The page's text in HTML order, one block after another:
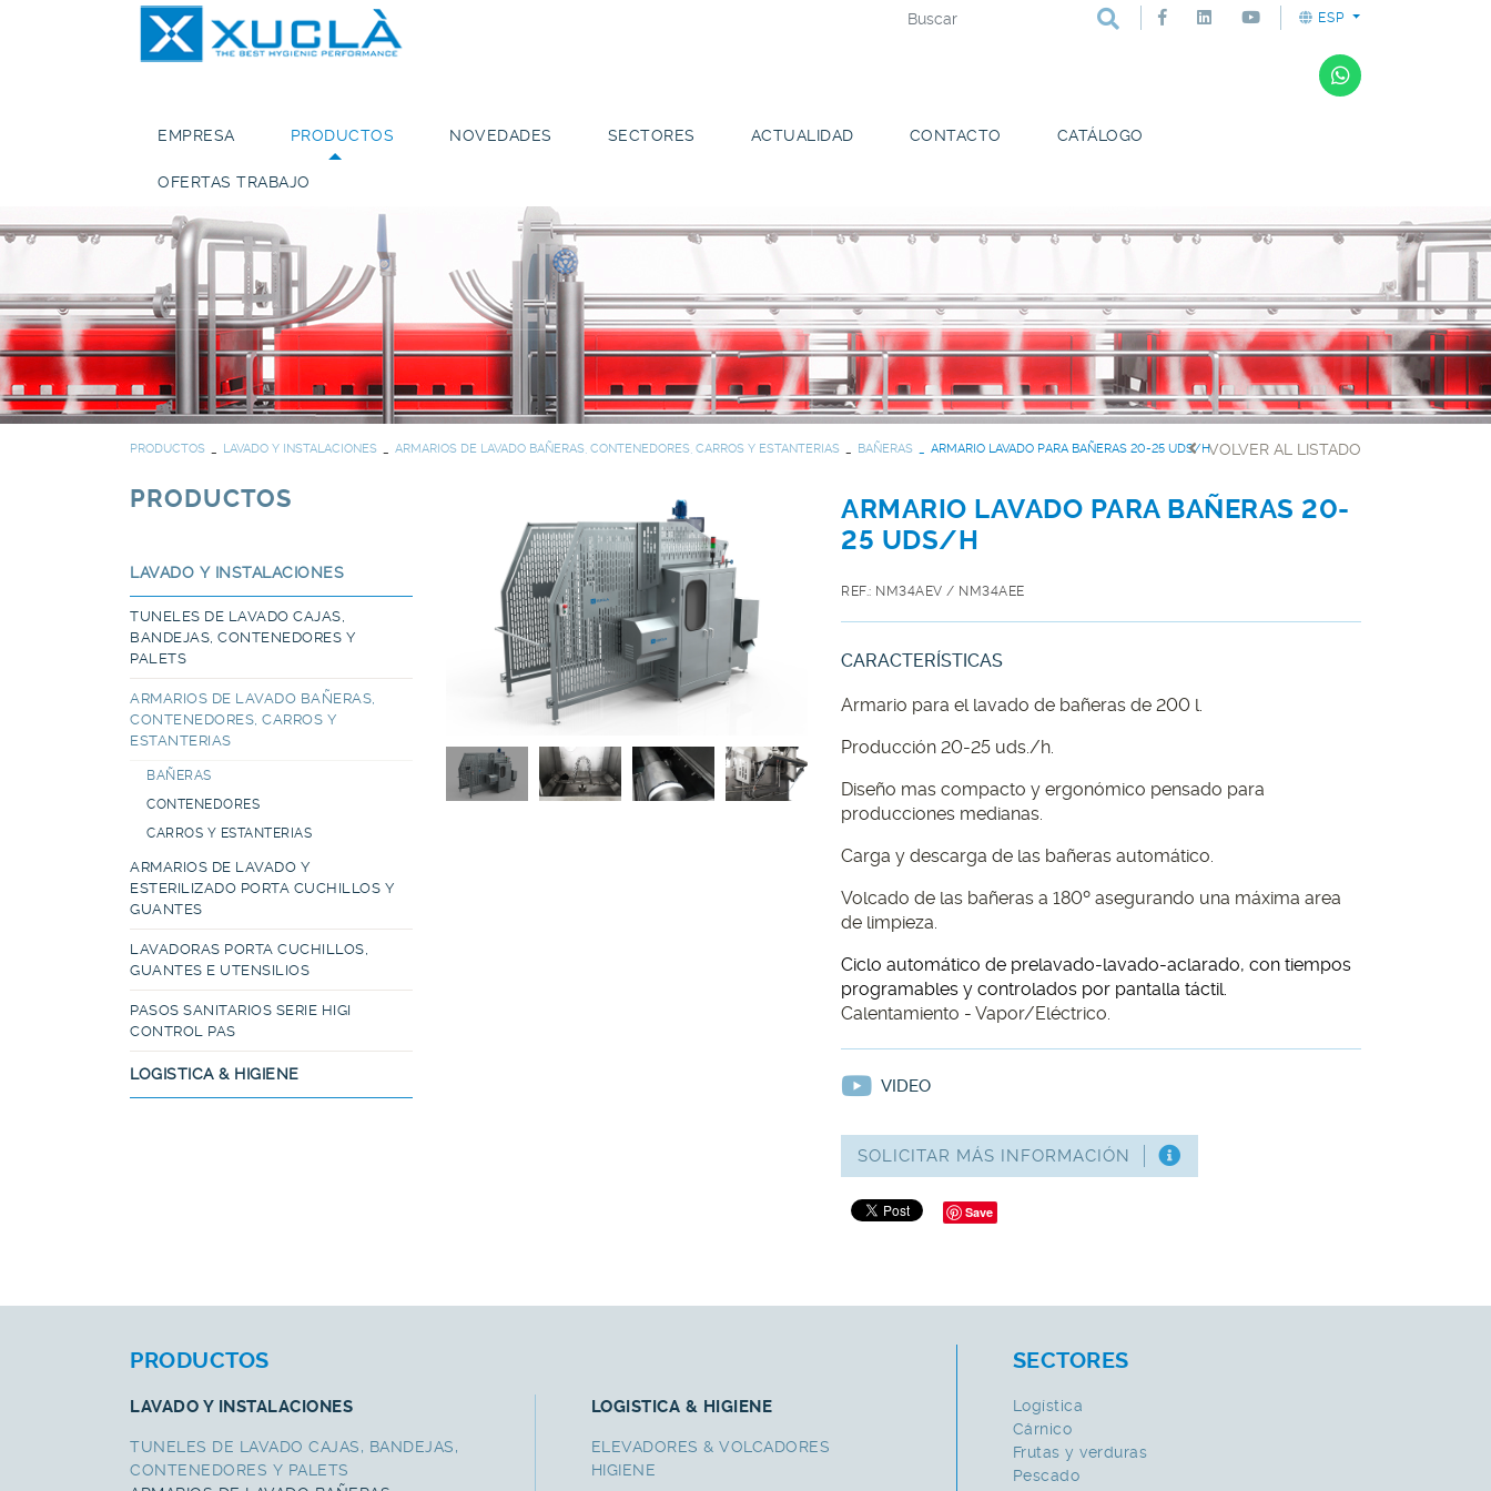
ESP
EMPRESA PRODUCTOS NOVEDADES SECTORES ACTUALIDAD CONTACTO CATÁLOGO
OFERTAS TRABAJO
PRODUCTOS LAVADO Y INSTALACIONES ARMARIOS DE LAVADO BAÑERAS, CONTENEDORES, CARROS Y ESTANTERIAS BAÑERAS ARMARIO LAVADO PARA BAÑERAS 20-25 UDS/H
PRODUCTOS
LAVADO Y INSTALACIONES
TUNELES DE LAVADO CAJAS,
BANDEJAS, CONTENEDORES Y
PALETS
ARMARIOS DE LAVADO BAÑERAS,
CONTENEDORES, CARROS Y
ESTANTERIAS
BAÑERAS
CONTENEDORES
CARROS Y ESTANTERIAS
ARMARIOS DE LAVADO Y
ESTERILIZADO PORTA CUCHILLOS Y
GUANTES
LAVADORAS PORTA CUCHILLOS,
GUANTES E UTENSILIOS
PASOS SANITARIOS SERIE HIGI
CONTROL PAS
LOGISTICA & HIGIENE
VOLVER AL LISTADO
ARMARIO LAVADO PARA BAÑERAS 20-
25 UDS/H
REF.: NM34AEV / NM34AEE
CARACTERÍSTICAS
Armario para el lavado de bañeras de 200 l.
Producción 20-25 uds./h.
Diseño mas compacto y ergonómico pensado para
producciones medianas.
Carga y descarga de las bañeras automático.
Volcado de las bañeras a 180º asegurando una máxima area
de limpieza.
Ciclo automático de prelavado-lavado-aclarado, con tiempos
programables y controlados por pantalla táctil.
Calentamiento - Vapor/Eléctrico.
VIDEO
Save
SOLICITAR MÁS INFORMACIÓN
PRODUCTOS
LAVADO Y INSTALACIONES
TUNELES DE LAVADO CAJAS, BANDEJAS,
CONTENEDORES Y PALETS
LOGISTICA & HIGIENE
ELEVADORES & VOLCADORES
HIGIENE
SECTORES
Logística
Cárnico
Frutas y verduras
Pescado